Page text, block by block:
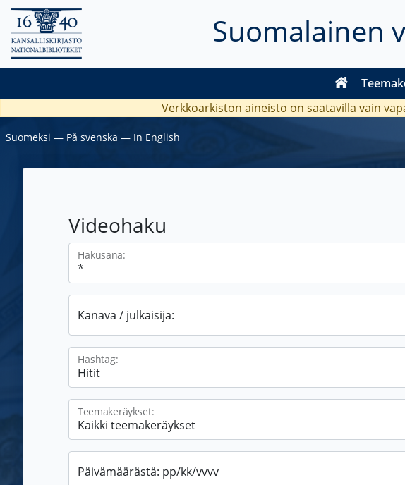
Suomalainen
Verkkoarkiston aineisto on saatavilla vain
Suomeksi ― På svenska ― In English
Videohaku
Hakusana:
Kanava / julkaisija:
Hashtag:
Teemakeräykset:
Päivämäärästä: pp/kk/vvvv